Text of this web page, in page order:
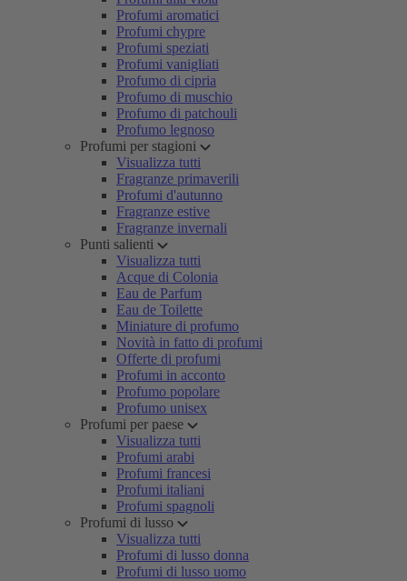
Profumi aromatici
Profumi chypre
Profumi speziati
Profumi vanigliati
Profumo di cipria
Profumo di muschio
Profumo di patchouli
Profumo legnoso
Profumi per stagioni
Visualizza tutti
Fragranze primaverili
Profumi d'autunno
Fragranze estive
Fragranze invernali
Punti salienti
Visualizza tutti
Acque di Colonia
Eau de Parfum
Eau de Toilette
Miniature di profumo
Novità in fatto di profumi
Offerte di profumi
Profumi in acconto
Profumo popolare
Profumo unisex
Profumi per paese
Visualizza tutti
Profumi arabi
Profumi francesi
Profumi italiani
Profumi spagnoli
Profumi di lusso
Visualizza tutti
Profumi di lusso donna
Profumi di lusso uomo